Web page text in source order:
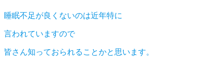
睡眠不足が良くないのは近年特に
言われていますので
皆さん知っておられることかと思います。